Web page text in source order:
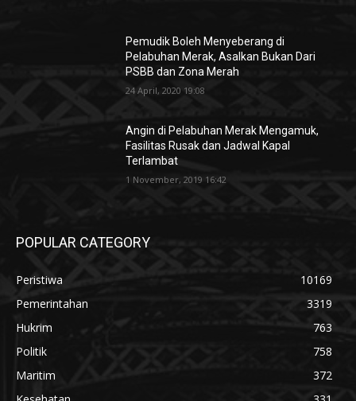
Pemudik Boleh Menyeberang di
Pelabuhan Merak, Asalkan Bukan Dari
PSBB dan Zona Merah
24 April, 2020 19:08
Angin di Pelabuhan Merak Mengamuk,
Fasilitas Rusak dan Jadwal Kapal
Terlambat
1 November, 2019 16:42
POPULAR CATEGORY
Peristiwa
10169
Pemerintahan
3319
Hukrim
763
Politik
758
Maritim
372